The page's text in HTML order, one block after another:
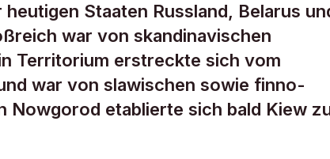
Staaten Russland, Belarus
war von skandinavischen
Territorium erstreckte sich vom
war von slawischen sowie finno-
Nowgorod etablierte sich bald Kiew